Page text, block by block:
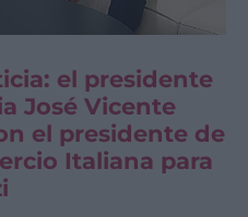
el presidente
José Vicente
el presidente de
Italiana para